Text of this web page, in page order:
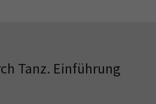
Tanz. Einführung